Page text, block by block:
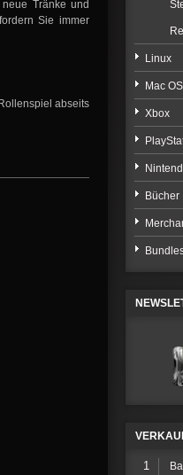
Tränke und
Sie immer
abseits
Linux
Mac
Xbox
Bücher
1